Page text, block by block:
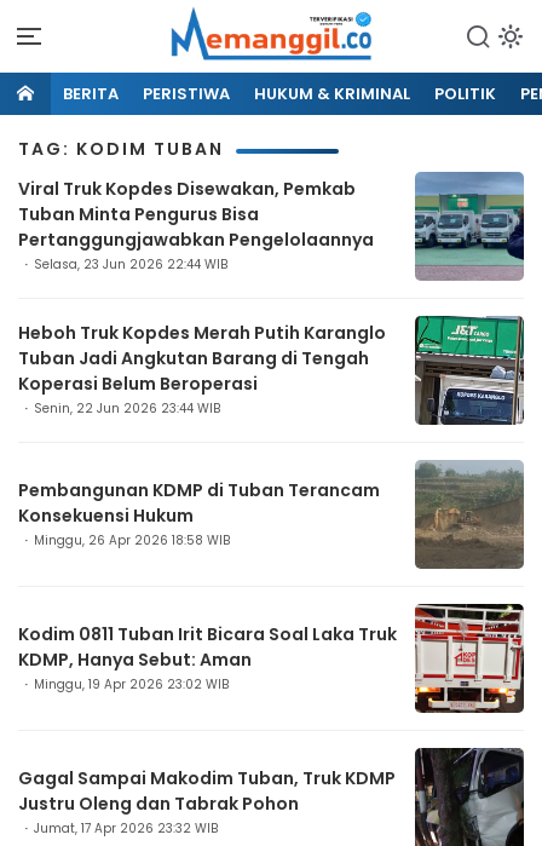
BERITA PERISTIWA HUKUM & KRIMINAL POLITIK
TAG: KODIM TUBAN
Viral Truk Kopdes Disewakan, Pemkab
Tuban Minta Pengurus Bisa
Pertanggungjawabkan Pengelolaannya
Selasa, 23 Jun 2026 22:44 WIB
Heboh Truk Kopdes Merah Putih Karanglo
Tuban Jadi Angkutan Barang di Tengah
Koperasi Belum Beroperasi
Senin, 22 Jun 2026 23:44 WIB
Pembangunan KDMP di Tuban Terancam
Konsekuensi Hukum
Minggu, 26 Apr 2026 18:58 WIB
Kodim 0811 Tuban Irit Bicara Soal Laka Truk
KDMP, Hanya Sebut: Aman
Minggu, 19 Apr 2026 23:02 WIB
Gagal Sampai Makodim Tuban, Truk KDMP
Justru Oleng dan Tabrak Pohon
Jumat, 17 Apr 2026 23:32 WIB